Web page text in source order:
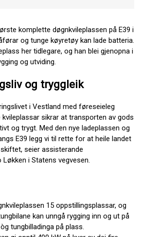
komplette døgnkvileplassen på E39 i
og tunge køyretøy kan lade batteria.
her tidlegare, og han blei gjenopna i
og utviding.
og tryggleik
i Vestland med føreseieleg
kvileplassar sikrar at transporten av gods
og trygt. Med den nye ladeplassen og
E39 legg vi til rette for at heile landet
seier assisterande
i Statens vegvesen.
15 oppstillingsplassar, og
kan unngå rygging inn og ut på
tungbilladinga på plass.